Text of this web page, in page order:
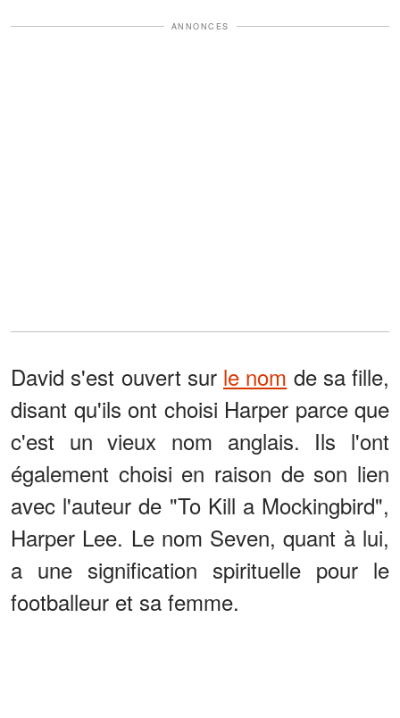
ANNONCES
David s'est ouvert sur le nom de sa fille,
disant qu'ils ont choisi Harper parce que
c'est un vieux nom anglais. Ils l'ont
également choisi en raison de son lien
avec l'auteur de "To Kill a Mockingbird",
Harper Lee. Le nom Seven, quant à lui,
a une signification spirituelle pour le
footballeur et sa femme.